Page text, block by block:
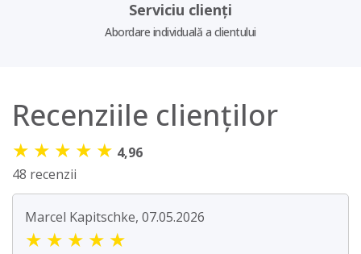
Serviciu clienți
Abordare individuală a clientului
Recenziile clienților
★ ★ ★ ★ ★ 4,96
48 recenzii
Marcel Kapitschke, 07.05.2026
★ ★ ★ ★ ★